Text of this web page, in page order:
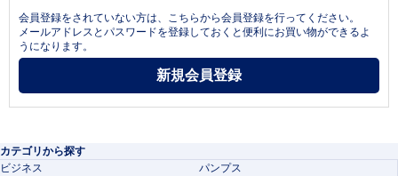
会員登録をされていない方は、こちらから会員登録を行ってください。
メールアドレスとパスワードを登録しておくと便利にお買い物ができるよ
うになります。
カテゴリから探す
ビジネス
パンプス